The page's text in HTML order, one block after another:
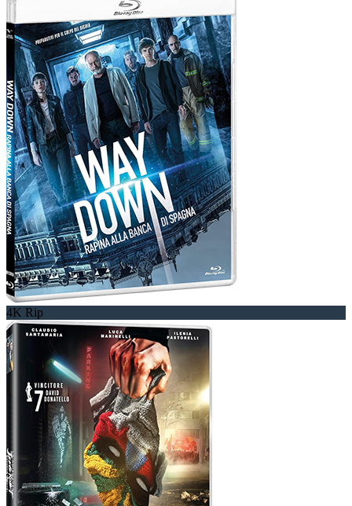
4K Rip